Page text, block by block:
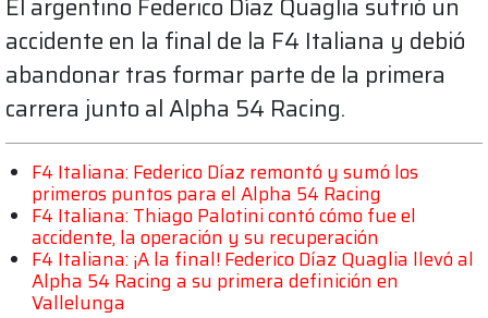
accidente en la final de la F4 Italiana y debió
abandonar tras formar parte de la primera
carrera junto al Alpha 54 Racing.
F4 Italiana: Federico Díaz remontó y sumó los
primeros puntos para el Alpha 54 Racing
F4 Italiana: Thiago Palotini contó cómo fue el
accidente, la operación y su recuperación
F4 Italiana: ¡A la final! Federico Díaz Quaglia llevó al
Alpha 54 Racing a su primera definición en
Vallelunga